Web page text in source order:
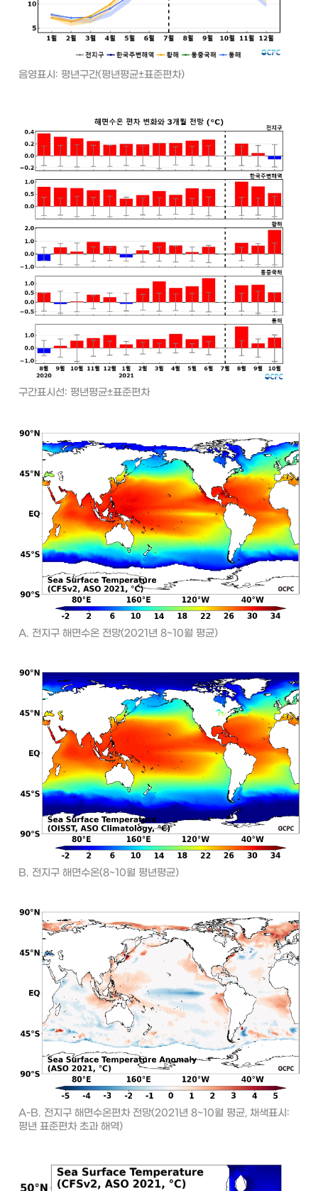
음영표시: 평년구간(평년평균±표준편차)
구간표시선: 평년평균±표준편차
A. 전지구 해면수온 전망(2021년 8~10월 평균)
B. 전지구 해면수온(8~10월 평년평균)
A-B. 전지구 해면수온편차 전망(2021년 8~10월 평균, 채색표시:
평년 표준편차 초과 해역)